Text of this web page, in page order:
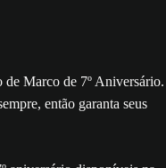
Marco de 7º Aniversário.
então garanta seus